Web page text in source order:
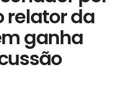
relator da
ganha